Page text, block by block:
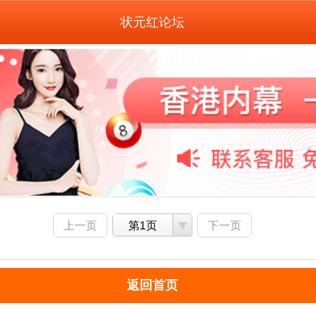
状元红论坛
上一页 第1页 下一页
返回首页